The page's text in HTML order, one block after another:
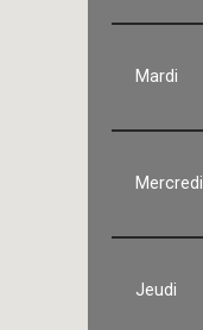
Mardi
Mercredi
Jeudi